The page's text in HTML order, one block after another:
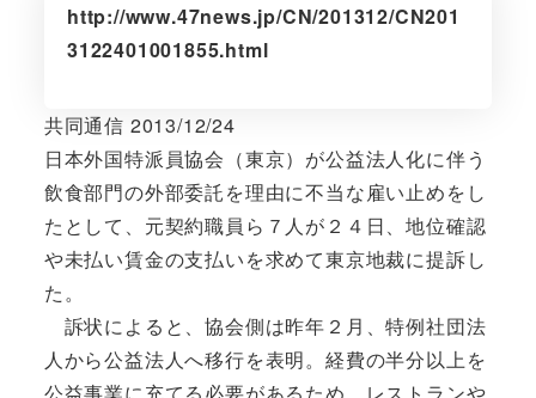
http://www.47news.jp/CN/201312/CN201
3122401001855.html
共同通信 2013/12/24
日本外国特派員協会（東京）が公益法人化に伴う
飲食部門の外部委託を理由に不当な雇い止めをし
たとして、元契約職員ら７人が２４日、地位確認
や未払い賃金の支払いを求めて東京地裁に提訴し
た。
訴状によると、協会側は昨年２月、特例社団法
人から公益法人へ移行を表明。経費の半分以上を